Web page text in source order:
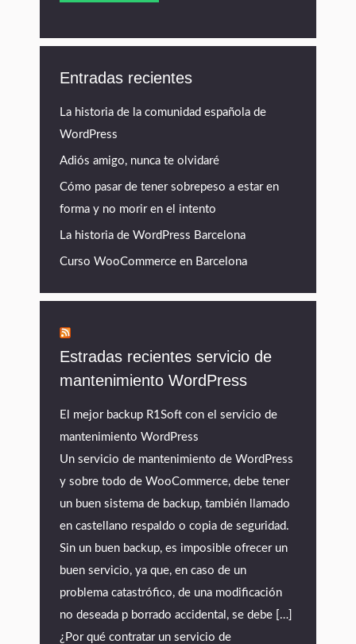
Entradas recientes
La historia de la comunidad española de
WordPress
Adiós amigo, nunca te olvidaré
Cómo pasar de tener sobrepeso a estar en
forma y no morir en el intento
La historia de WordPress Barcelona
Curso WooCommerce en Barcelona
Estradas recientes servicio de
mantenimiento WordPress
El mejor backup R1Soft con el servicio de
mantenimiento WordPress
Un servicio de mantenimiento de WordPress
y sobre todo de WooCommerce, debe tener
un buen sistema de backup, también llamado
en castellano respaldo o copia de seguridad.
Sin un buen backup, es imposible ofrecer un
buen servicio, ya que, en caso de un
problema catastrófico, de una modificación
no deseada p borrado accidental, se debe […]
¿Por qué contratar un servicio de